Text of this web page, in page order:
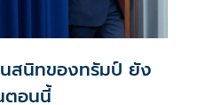
นสนิทของทรัมป์ ยัง
ตอนนี้